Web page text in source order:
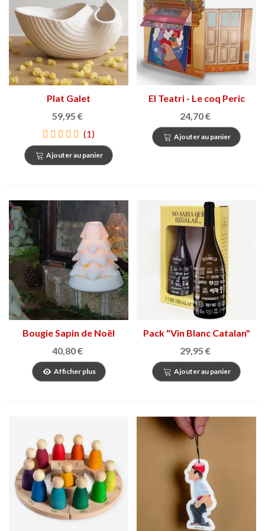
Plat Galet
59,95 €
(1)
Ajouter au panier
El Teatri - Le coq Peric
24,70 €
Ajouter au panier
Bougie Sapin de Noël
40,80 €
Afficher plus
Pack "Vin Blanc Catalan"
29,95 €
Ajouter au panier